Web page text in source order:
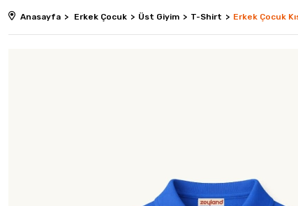
Anasayfa Erkek Çocuk Üst Giyim T-Shirt Erkek Çocuk